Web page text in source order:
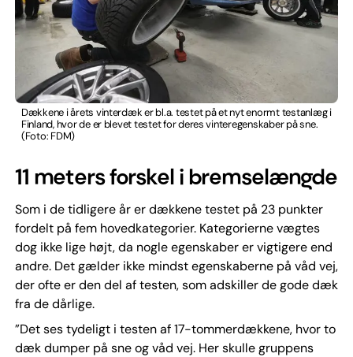
Dækkene i årets vinterdæk er bl.a. testet på et nyt enormt testanlæg i
Finland, hvor de er blevet testet for deres vinteregenskaber på sne.
(Foto: FDM)
11 meters forskel i bremselængde
Som i de tidligere år er dækkene testet på 23 punkter
fordelt på fem hovedkategorier. Kategorierne vægtes
dog ikke lige højt, da nogle egenskaber er vigtigere end
andre. Det gælder ikke mindst egenskaberne på våd vej,
der ofte er den del af testen, som adskiller de gode dæk
fra de dårlige.
”Det ses tydeligt i testen af 17-tommerdækkene, hvor to
dæk dumper på sne og våd vej. Her skulle gruppens